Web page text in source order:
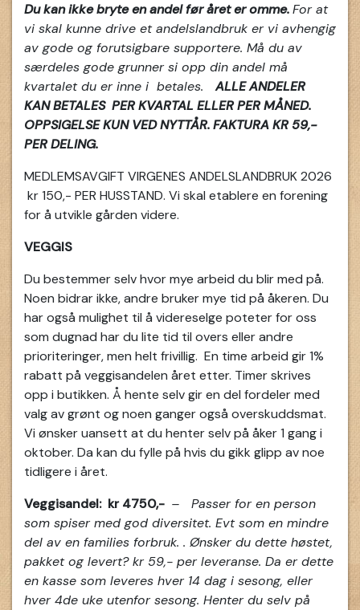
Du kan ikke bryte en andel før året er omme.For at
vi skal kunne drive et andelslandbruk er vi avhengig
av gode og forutsigbare supportere. Må du av
særdeles gode grunner si opp din andel må
kvartalet du er inne i betales.ALLE ANDELER
KAN BETALES PER KVARTAL ELLER PER MÅNED.
OPPSIGELSE KUN VED NYTTÅR. FAKTURA KR 59,-
PER DELING.
MEDLEMSAVGIFT VIRGENES ANDELSLANDBRUK 2026
kr 150,- PER HUSSTAND. Vi skal etablere en forening
for å utvikle gården videre.
VEGGIS
Du bestemmer selv hvor mye arbeid du blir med på.
Noen bidrar ikke, andre bruker mye tid på åkeren. Du
har også mulighet til å videreselge poteter for oss
som dugnad har du lite tid til overs eller andre
prioriteringer, men helt frivillig. En time arbeid gir 1%
rabatt på veggisandelen året etter. Timer skrives
opp i butikken. Å hente selv gir en del fordeler med
valg av grønt og noen ganger også overskuddsmat.
Vi ønsker uansett at du henter selv på åker 1 gang i
oktober. Da kan du fylle på hvis du gikk glipp av noe
tidligere i året.
Veggisandel: kr 4750,- –
Passer for en person
som spiser med god diversitet. Evt som en mindre
del av en families forbruk. . Ønsker du dette høstet,
pakket og levert? kr 59,- per leveranse. Da er dette
en kasse som leveres hver 14 dag i sesong, eller
hver 4de uke utenfor sesong. Henter du selv på